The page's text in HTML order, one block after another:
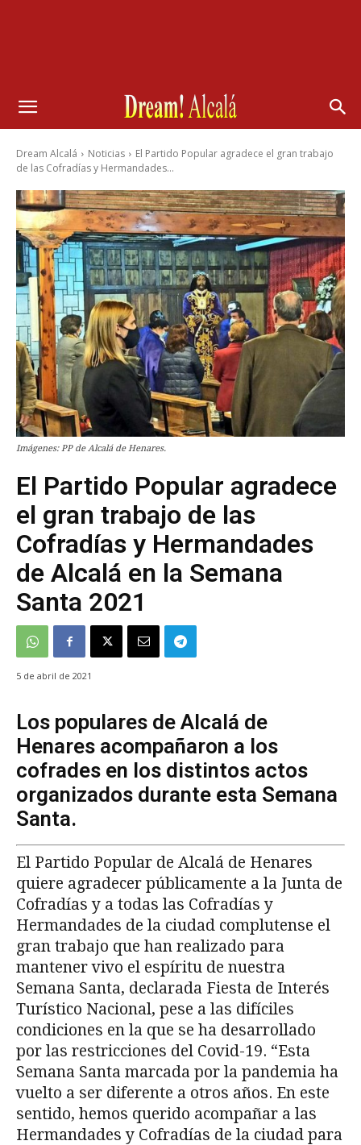
Dream Alcalá Noticias
El Partido Popular agradece el gran trabajo
de las Cofradías y Hermandades...
Imágenes: PP de Alcalá de Henares.
El Partido Popular agradece
el gran trabajo de las
Cofradías y Hermandades
de Alcalá en la Semana
Santa 2021
5 de abril de 2021
Los populares de Alcalá de
Henares acompañaron a los
cofrades en los distintos actos
organizados durante esta Semana
Santa.
El Partido Popular de Alcalá de Henares
quiere agradecer públicamente a la Junta de
Cofradías y a todas las Cofradías y
Hermandades de la ciudad complutense el
gran trabajo que han realizado para
mantener vivo el espíritu de nuestra
Semana Santa, declarada Fiesta de Interés
Turístico Nacional, pese a las difíciles
condiciones en la que se ha desarrollado
por las restricciones del Covid-19. “Esta
Semana Santa marcada por la pandemia ha
vuelto a ser diferente a otros años. En este
sentido, hemos querido acompañar a las
Hermandades y Cofradías de la ciudad para